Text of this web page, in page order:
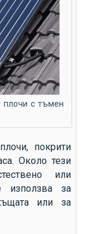
плочи с тъмен
покрити
Около тези
или
използва за
или за